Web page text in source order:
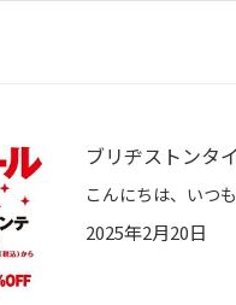
ブリヂストンタ
2025年2月20日